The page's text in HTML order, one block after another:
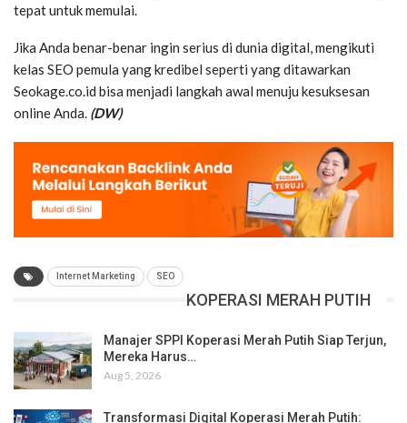
tepat untuk memulai.
Jika Anda benar-benar ingin serius di dunia digital, mengikuti
kelas SEO pemula yang kredibel seperti yang ditawarkan
Seokage.co.id bisa menjadi langkah awal menuju kesuksesan
online Anda. (DW)
Internet Marketing SEO
KOPERASI MERAH PUTIH
Manajer SPPI Koperasi Merah Putih Siap Terjun,
Mereka Harus…
Aug 5, 2026
Transformasi Digital Koperasi Merah Putih: